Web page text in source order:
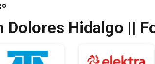
Dolores Hidalgo ||